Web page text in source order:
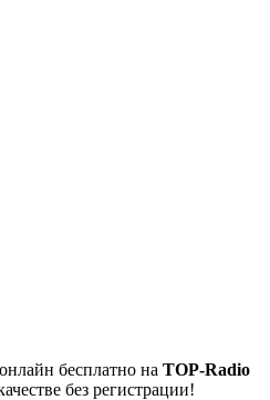
онлайн бесплатно на TOP-Radio
без регистрации!